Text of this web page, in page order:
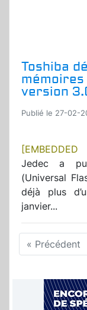
Toshiba
version
Publié le 27-02-
Jedec a
(Universal
déjà plus
janvier...
« Précédent